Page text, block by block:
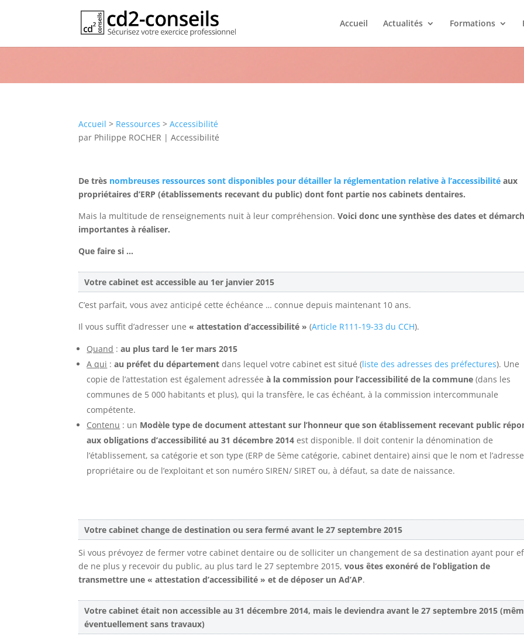
Accueil Actualités Formations
Accessibilité : rappels des dates et démarches à effectuer
Accueil > Ressources >Accessibilité
par Philippe ROCHER |Accessibilité
De très nombreuses ressources sont disponibles pour détailler la réglementation relative à l’accessibilité aux
propriétaires d’ERP (établissements recevant du public) dont font partie nos cabinets dentaires.
Mais la multitude de renseignements nuit à leur compréhension.Voici donc une synthèse des dates et
importantes à réaliser.
Que faire si …
Votre cabinet est accessible au 1er janvier 2015
C’est parfait, vous avez anticipé cette échéance … connue depuis maintenant 10 ans.
Il vous suffit d’adresser une « attestation d’accessibilité » (Article R111-19-33 du CCH).
Quand :au plus tard le 1er mars 2015
A qui :au préfet du département dans lequel votre cabinet est situé (liste des adresses des préfectures). Une
copie de l’attestation est également adresséeà la commission pour l’accessibilité de la commune (dans les
communes de 5 000 habitants et plus), qui la transfère, le cas échéant, à la commission intercommunale
compétente.
Contenu : un Modèle type de document attestant sur l’honneur que son établissement recevant public
aux obligations d’accessibilité au 31 décembre 2014 est disponible. Il doit contenir la dénomination de
l’établissement, sa catégorie et son type (ERP de 5ème catégorie, cabinet dentaire) ainsi que le nom et
propriétaire ou de l’exploitant et son numéro SIREN/ SIRET ou, à défaut, sa date de naissance.
Votre cabinet change de destination ou sera fermé avant le 27 septembre 2015
Si vous prévoyez de fermer votre cabinet dentaire ou de solliciter un changement de sa destination ayant pour
de ne plus y recevoir du public, au plus tard le 27 septembre 2015,vous êtes exonéré de l’obligation de
transmettre une « attestation d’accessibilité » et de déposer un Ad’AP.
Votre cabinet était non accessible au 31 décembre 2014, mais le deviendra avant le 27 septembre 2015
éventuellement sans travaux)​